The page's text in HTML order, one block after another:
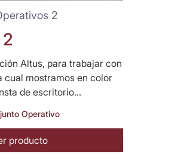
2
Altus, para trabajar con
cual mostramos en color
de escritorio...
Operativo
producto